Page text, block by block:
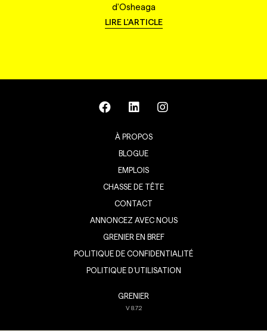
d'Osheaga
LIRE L'ARTICLE
À PROPOS
BLOGUE
EMPLOIS
CHASSE DE TÊTE
CONTACT
ANNONCEZ AVEC NOUS
GRENIER EN BREF
POLITIQUE DE CONFIDENTIALITÉ
POLITIQUE D’UTILISATION
GRENIER
V8.7.2